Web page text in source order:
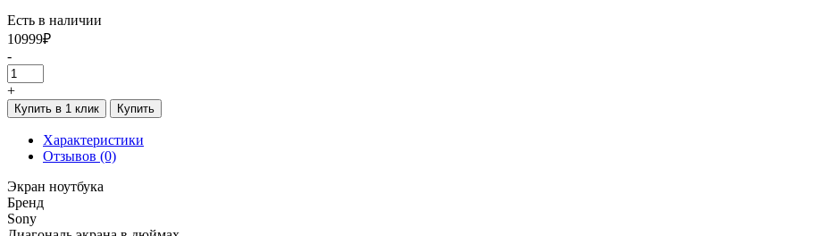
Есть в наличии
10999₽
-
+
Купить в 1 клик Купить
Характеристики
Отзывов (0)
Экран ноутбука
Бренд
Sony